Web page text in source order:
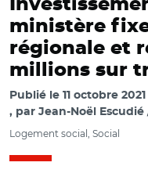
ministère
régionale et
millions sur
Publié le 11 octobre 2021
par Jean-Noël Escudié
Logement social, Social